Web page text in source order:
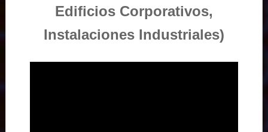
Edificios Corporativos,
Instalaciones Industriales)